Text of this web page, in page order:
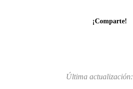
¡Comparte!
Última actualización: